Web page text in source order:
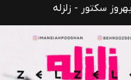
سکتور - زلزله